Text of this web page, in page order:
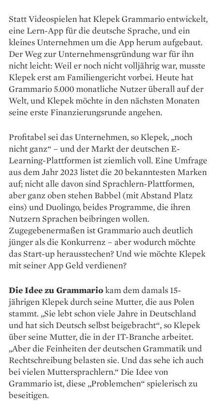
Statt Videospielen hat Klepek Grammario entwickelt,
eine Lern-App für die deutsche Sprache, und ein
kleines Unternehmen um die App herum aufgebaut.
Der Weg zur Unternehmensgründung war für ihn
nicht leicht: Weil er noch nicht volljährig war, musste
Klepek erst am Familiengericht vorbei. Heute hat
Grammario 5.000 monatliche Nutzer überall auf der
Welt, und Klepek möchte in den nächsten Monaten
seine erste Finanzierungsrunde angehen.
Profitabel sei das Unter­nehmen, so ­Klepek, „noch
nicht ganz“ – und der Markt der deutschen E-
Learning-Plattformen ist ziemlich voll. Eine Umfrage
aus dem Jahr 2023 listet die 20 bekanntesten Marken
auf; nicht alle davon sind Sprachlern-Plattformen,
aber ganz oben stehen Babbel (mit Abstand Platz
eins) und Duolingo, beides Programme, die ihren
Nutzern ­Sprachen beibringen wollen.
Zugegebenermaßen ist Grammario auch deutlich
jünger als die Konkurrenz – aber wodurch möchte
das Start-up herausstechen? Und wie möchte Klepek
mit seiner App Geld ver­dienen?
Die Idee zu Grammariokam dem damals 15-
jährigen Klepek durch seine Mutter, die aus ­Polen
stammt. „Sie lebt schon viele Jahre in Deutschland
und hat sich Deutsch selbst beigebracht“, so Klepek
über seine Mutter, die in der IT-Branche arbeitet.
„Aber die ­Feinheiten der deutschen Grammatik und
Rechtschreibung belasten sie. Und das sehe ich auch
bei vielen Muttersprachlern.“ Die Idee von
Grammario ist, diese „Problemchen“ spielerisch zu
beseitigen.